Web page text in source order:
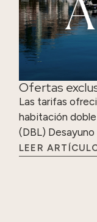
Ofertas
Las tarifas
habitación
(DBL)
LEER